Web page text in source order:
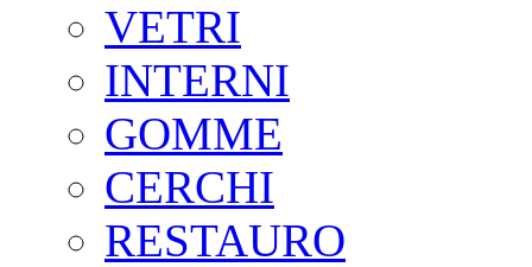
VETRI
INTERNI
GOMME
CERCHI
RESTAURO